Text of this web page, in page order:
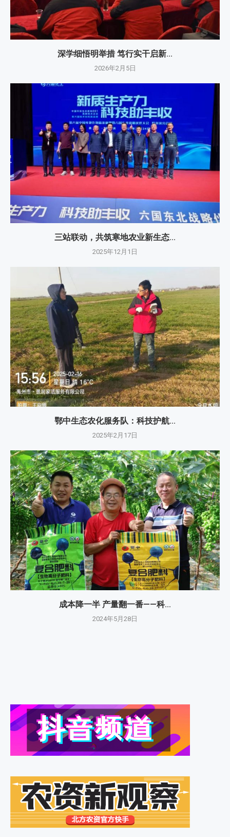
深学细悟明举措 笃行实干启新...
2026年2月5日
三站联动，共筑寒地农业新生态...
2025年12月1日
鄂中生态农化服务队：科技护航...
2025年2月17日
成本降一半 产量翻一番——科...
2024年5月28日